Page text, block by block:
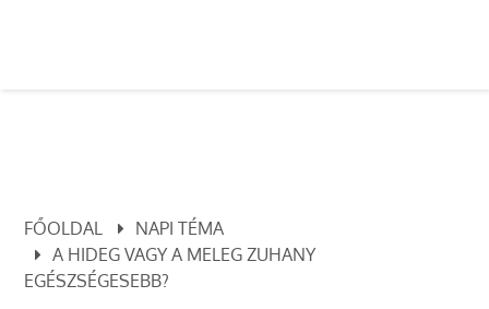
FŐOLDAL
NAPI TÉMA
A HIDEG VAGY A MELEG ZUHANY
EGÉSZSÉGESEBB?